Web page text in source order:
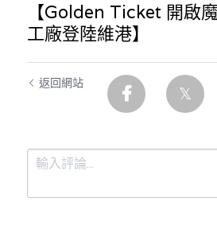
【Golden Ticket 開啟
工廠登陸維港】
返回網站